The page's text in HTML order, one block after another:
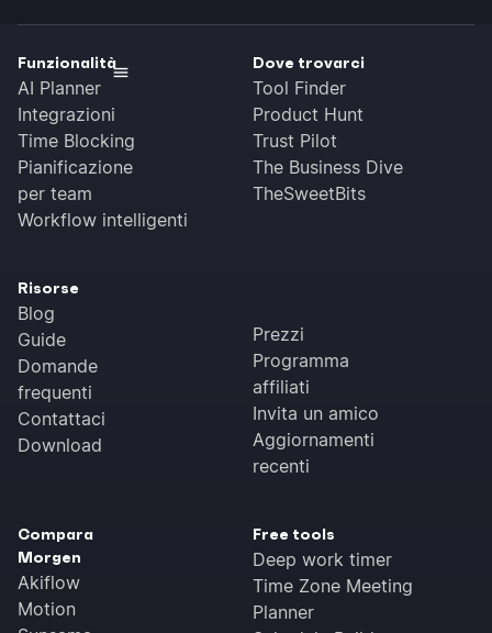
Funzionalità
AI Planner
Integrazioni
Time Blocking
Pianificazione
per team
Workflow intelligenti
Dove trovarci
Tool Finder
Product Hunt
Trust Pilot
The Business Dive
TheSweetBits
Risorse
Blog
Guide
Domande
frequenti
Contattaci
Download
Prezzi
Programma
affiliati
Invita un amico
Aggiornamenti
recenti
Compara
Morgen
Akiflow
Motion
Free tools
Deep work timer
Time Zone Meeting
Planner